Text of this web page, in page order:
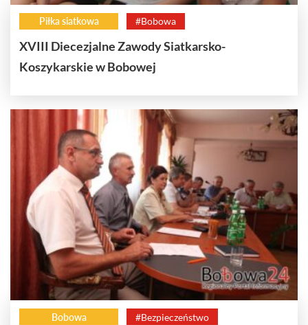
Piłka siatkowa #Bobowa
XVIII Diecezjalne Zawody Siatkarsko-
Koszykarskie w Bobowej
Bobowa #Bezpieczeństwo